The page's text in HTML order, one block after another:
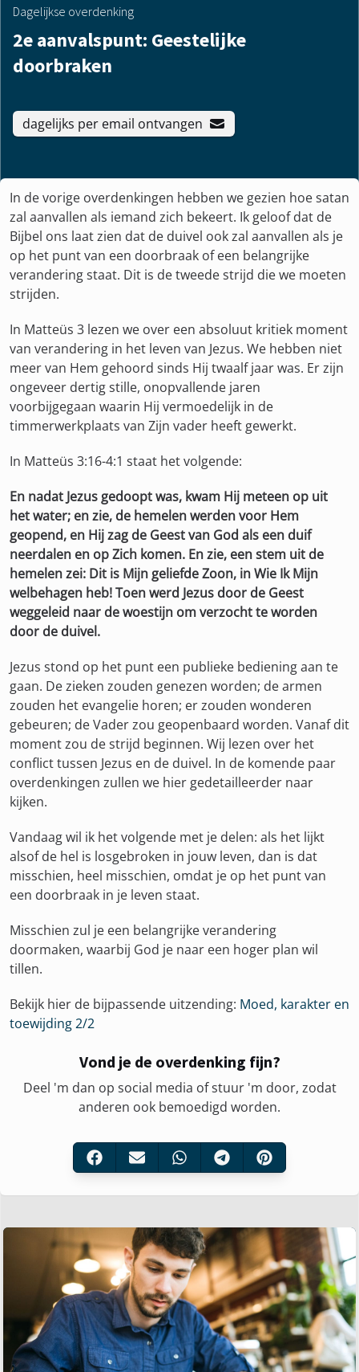
Dagelijkse overdenking
2e aanvalspunt: Geestelijke
doorbraken
dagelijks per email ontvangen
In de vorige overdenkingen hebben we gezien hoe satan
zal aanvallen als iemand zich bekeert. Ik geloof dat de
Bijbel ons laat zien dat de duivel ook zal aanvallen als je
op het punt van een doorbraak of een belangrijke
verandering staat. Dit is de tweede strijd die we moeten
strijden.
In Matteüs 3 lezen we over een absoluut kritiek moment
van verandering in het leven van Jezus. We hebben niet
meer van Hem gehoord sinds Hij twaalf jaar was. Er zijn
ongeveer dertig stille, onopvallende jaren
voorbijgegaan waarin Hij vermoedelijk in de
timmerwerkplaats van Zijn vader heeft gewerkt.
In Matteüs 3:16-4:1 staat het volgende:
En nadat Jezus gedoopt was, kwam Hij meteen op uit
het water; en zie, de hemelen werden voor Hem
geopend, en Hij zag de Geest van God als een duif
neerdalen en op Zich komen. En zie, een stem uit de
hemelen zei: Dit is Mijn geliefde Zoon, in Wie Ik Mijn
welbehagen heb! Toen werd Jezus door de Geest
weggeleid naar de woestijn om verzocht te worden
door de duivel.
Jezus stond op het punt een publieke bediening aan te
gaan. De zieken zouden genezen worden; de armen
zouden het evangelie horen; er zouden wonderen
gebeuren; de Vader zou geopenbaard worden. Vanaf dit
moment zou de strijd beginnen. Wij lezen over het
conflict tussen Jezus en de duivel. In de komende paar
overdenkingen zullen we hier gedetailleerder naar
kijken.
Vandaag wil ik het volgende met je delen: als het lijkt
alsof de hel is losgebroken in jouw leven, dan is dat
misschien, heel misschien, omdat je op het punt van
een doorbraak in je leven staat.
Misschien zul je een belangrijke verandering
doormaken, waarbij God je naar een hoger plan wil
tillen.
Bekijk hier de bijpassende uitzending: Moed, karakter en
toewijding 2/2
Vond je de overdenking fijn?
Deel 'm dan op social media of stuur 'm door, zodat
anderen ook bemoedigd worden.